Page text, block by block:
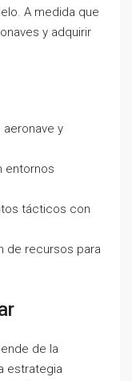
A medida que
y adquirir
y
entornos
tácticos con
de recursos para
de la
estrategia